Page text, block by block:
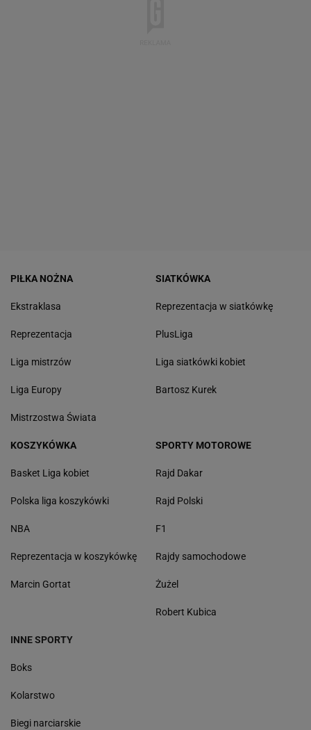
PIŁKA NOŻNA
Ekstraklasa
Reprezentacja
Liga mistrzów
Liga Europy
Mistrzostwa Świata
SIATKÓWKA
Reprezentacja w siatkówkę
PlusLiga
Liga siatkówki kobiet
Bartosz Kurek
KOSZYKÓWKA
Basket Liga kobiet
Polska liga koszykówki
NBA
Reprezentacja w koszykówkę
Marcin Gortat
SPORTY MOTOROWE
Rajd Dakar
Rajd Polski
F1
Rajdy samochodowe
Żużel
Robert Kubica
INNE SPORTY
Boks
Kolarstwo
Biegi narciarskie